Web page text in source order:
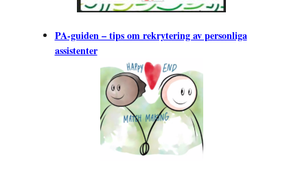
PA-guiden – tips om rekrytering av personliga
assistenter